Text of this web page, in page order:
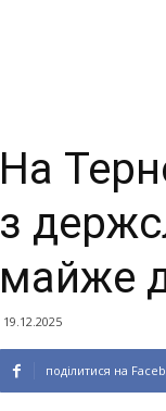
На
з
майже
19.12.2025
поділитися на